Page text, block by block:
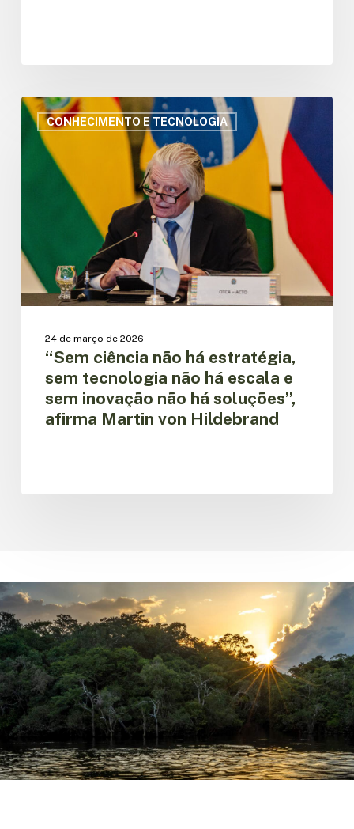
CONHECIMENTO E TECNOLOGIA
“Sem
ciência
não
estratégia,
escala
sem
soluções”,
afirma
Martin
24 de março de 2026
“Sem ciência não há estratégia,
sem tecnologia não há escala e
sem inovação não há soluções”,
afirma Martin von Hildebrand